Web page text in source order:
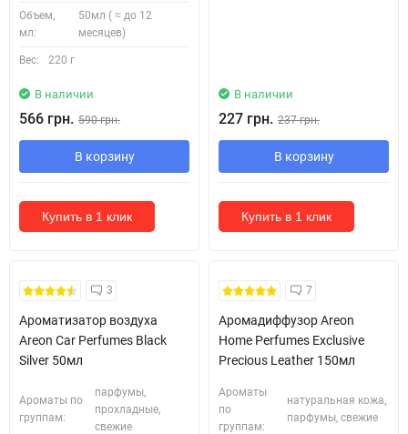
Объем,
мл:
50мл ( ≈ до 12
месяцев)
Вес: 220 г
В наличии
566 грн. 590 грн.
В корзину
Купить в 1 клик
В наличии
227 грн. 237 грн.
В корзину
Купить в 1 клик
3
Ароматизатор воздуха
Areon Car Perfumes Black
Silver 50мл
Ароматы по
группам:
парфумы,
прохладные,
свежие
7
Аромадиффузор Areon
Home Perfumes Exclusive
Precious Leather 150мл
Ароматы
по
группам:
натуральная кожа,
парфумы, свежие